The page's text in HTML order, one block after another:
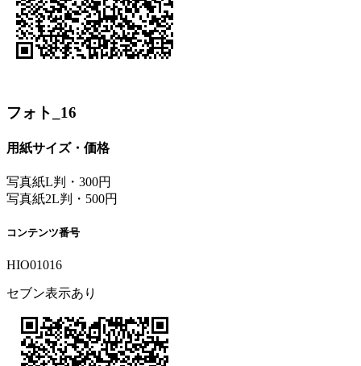
フォト_16
用紙サイズ・価格
写真紙L判・300円
写真紙2L判・500円
コンテンツ番号
HIO01016
セブン表示あり